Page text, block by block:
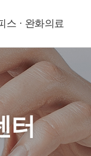
스 · 완화의료
터